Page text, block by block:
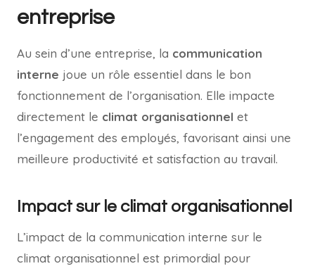
entreprise
Au sein d’une entreprise, la communication
interne joue un rôle essentiel dans le bon
fonctionnement de l’organisation. Elle impacte
directement le climat organisationnel et
l’engagement des employés, favorisant ainsi une
meilleure productivité et satisfaction au travail.
Impact sur le climat organisationnel
L’impact de la communication interne sur le
climat organisationnel est primordial pour